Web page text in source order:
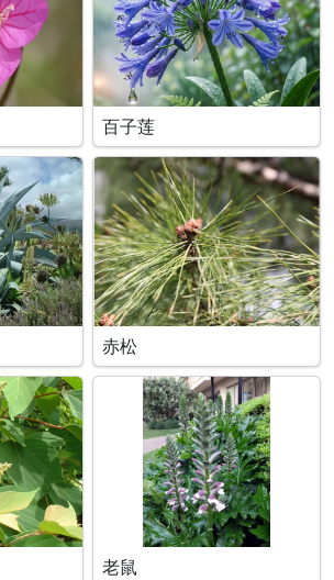
百子莲
赤松
老鼠